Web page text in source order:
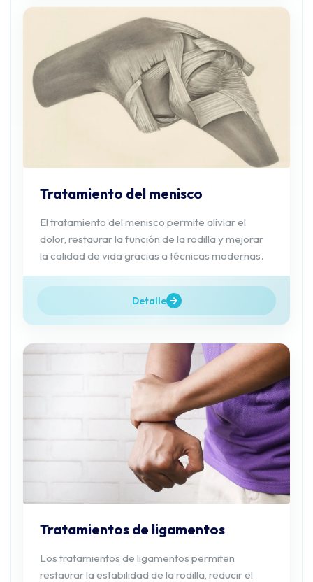
Tratamiento del menisco
El tratamiento del menisco permite aliviar el
dolor, restaurar la función de la rodilla y mejorar
la calidad de vida gracias a técnicas modernas.
Detalle
Tratamientos de ligamentos
Los tratamientos de ligamentos permiten
restaurar la estabilidad de la rodilla, reducir el